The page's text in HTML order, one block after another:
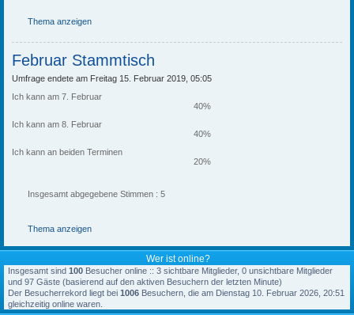
Thema anzeigen
Februar Stammtisch
Umfrage endete am Freitag 15. Februar 2019, 05:05
Ich kann am 7. Februar
40%
Ich kann am 8. Februar
40%
Ich kann an beiden Terminen
20%
Insgesamt abgegebene Stimmen : 5
Thema anzeigen
Wer ist online?
Insgesamt sind 100 Besucher online :: 3 sichtbare Mitglieder, 0 unsichtbare Mitglieder
und 97 Gäste (basierend auf den aktiven Besuchern der letzten Minute)
Der Besucherrekord liegt bei 1006 Besuchern, die am Dienstag 10. Februar 2026, 20:51
gleichzeitig online waren.